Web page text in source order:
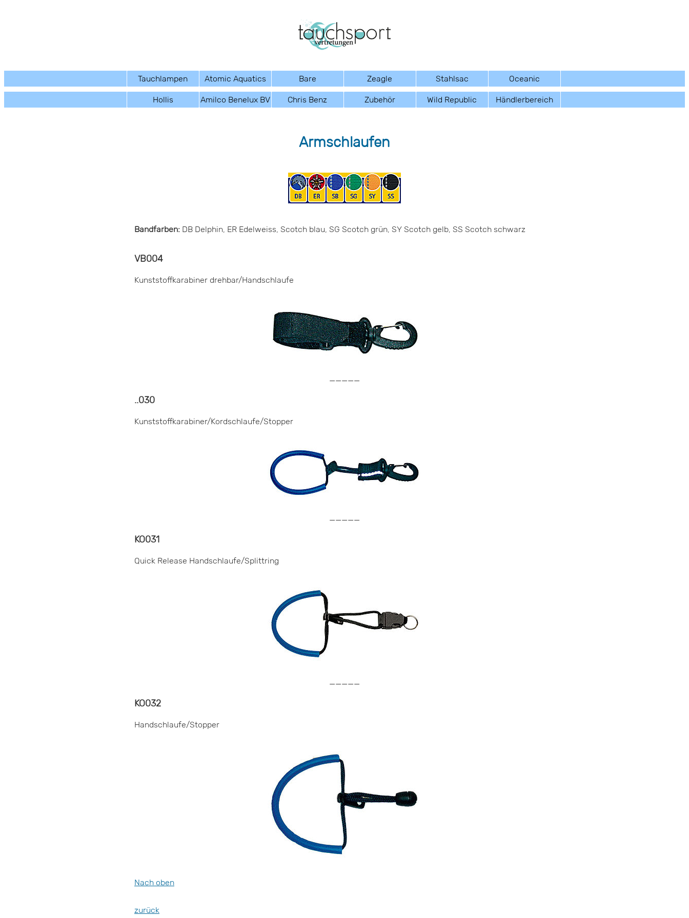
Tauchlampen Atomic Aquatics Bare Zeagle Stahlsac Oceanic
Hollis Amilco Benelux BV Chris Benz Zubehör Wild Republic Händlerbereich
Armschlaufen
Bandfarben: DB Delphin, ER Edelweiss, Scotch blau, SG Scotch grün, SY Scotch gelb, SS Scotch schwarz
VB004
Kunststoffkarabiner drehbar/Handschlaufe
—————
..030
Kunststoffkarabiner/Kordschlaufe/Stopper
—————
KO031
Quick Release Handschlaufe/Splittring
—————
KO032
Handschlaufe/Stopper
Nach oben
zurück